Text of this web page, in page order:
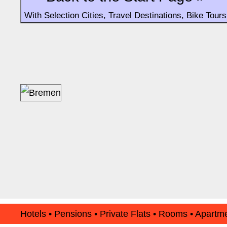
With Selection Cities, Travel Destinations, Bike Tours
Hotels • Pensions • Private Flats • Rooms •